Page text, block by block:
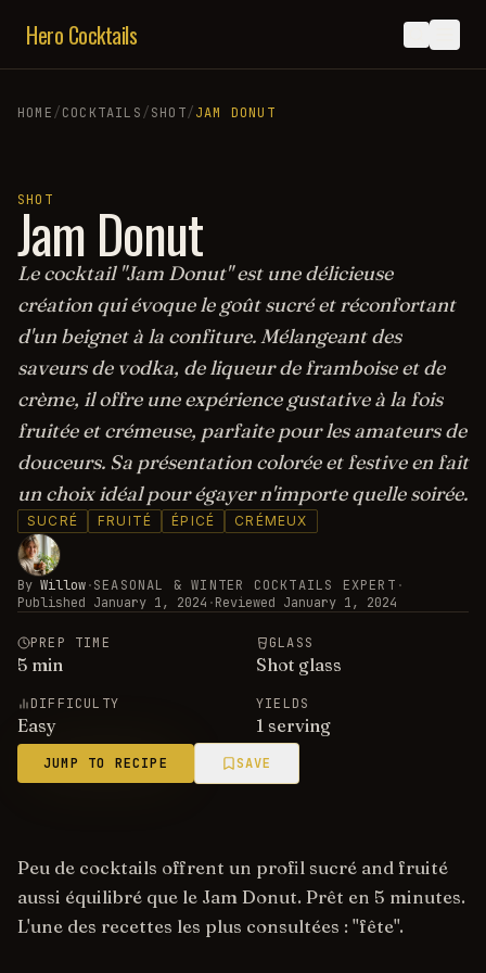
Hero Cocktails
HOME/COCKTAILS/SHOT/JAM DONUT
SHOT
Jam Donut
Le cocktail "Jam Donut" est une délicieuse
création qui évoque le goût sucré et réconfortant
d'un beignet à la confiture. Mélangeant des
saveurs de vodka, de liqueur de framboise et de
crème, il offre une expérience gustative à la fois
fruitée et crémeuse, parfaite pour les amateurs de
douceurs. Sa présentation colorée et festive en fait
un choix idéal pour égayer n'importe quelle soirée.
SUCRÉ FRUITÉ ÉPICÉ CRÉMEUX
By Willow·SEASONAL & WINTER COCKTAILS EXPERT ·
Published January 1, 2024 ·Reviewed January 1, 2024
PREP TIME
5 min
GLASS
Shot glass
DIFFICULTY
Easy
YIELDS
1 serving
JUMP TO RECIPE SAVE
Peu de cocktails offrent un profil sucré and fruité
aussi équilibré que le Jam Donut. Prêt en 5 minutes.
L'une des recettes les plus consultées : "fête".